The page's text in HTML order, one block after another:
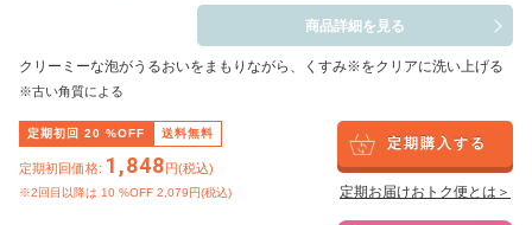
商品詳細を見る
クリーミーな泡がうるおいをまもりながら、くすみ※をクリアに洗い上げる
※古い角質による
定期初回 20 %OFF 送料無料
定期初回価格: 1,848円(税込)
※2回目以降は 10 %OFF 2,079円(税込)
定期購入する
定期お届けおトク便とは＞